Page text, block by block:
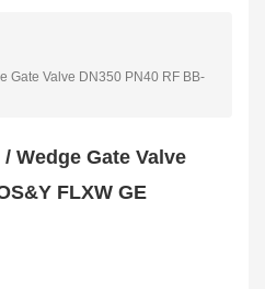
Gate Valve DN350 PN40 RF BB-
Wedge Gate Valve
FLXW GE